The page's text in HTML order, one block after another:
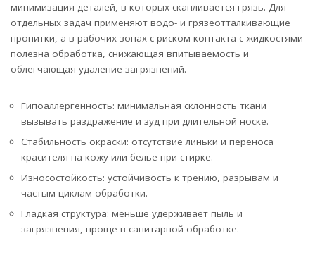
минимизация деталей, в которых скапливается грязь. Для
отдельных задач применяют водо- и грязеотталкивающие
пропитки, а в рабочих зонах с риском контакта с жидкостями
полезна обработка, снижающая впитываемость и
облегчающая удаление загрязнений.
Гипоаллергенность: минимальная склонность ткани
вызывать раздражение и зуд при длительной носке.
Стабильность окраски: отсутствие линьки и переноса
красителя на кожу или белье при стирке.
Износостойкость: устойчивость к трению, разрывам и
частым циклам обработки.
Гладкая структура: меньше удерживает пыль и
загрязнения, проще в санитарной обработке.